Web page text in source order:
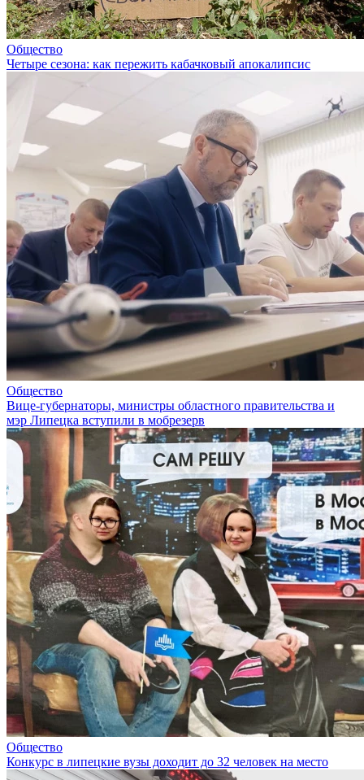
Общество
Четыре сезона: как пережить кабачковый апокалипсис
Общество
Вице-губернаторы, министры областного правительства и
мэр Липецка вступили в мобрезерв
Общество
Конкурс в липецкие вузы доходит до 32 человек на место